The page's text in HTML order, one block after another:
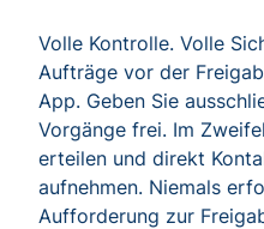
Volle Kontrolle. Volle
Aufträge vor der
App. Geben Sie
Vorgänge frei. Im
erteilen und direkt
aufnehmen. Niemals
Aufforderung zur